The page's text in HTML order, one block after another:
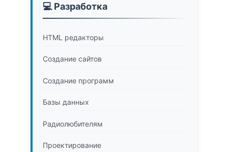
💻 Разработка
HTML редакторы
Создание сайтов
Создание программ
Базы данных
Радиолюбителям
Проектирование